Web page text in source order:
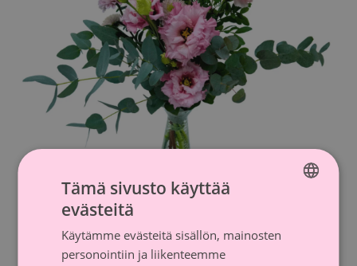
Roosa nauha -kimppu pieni SWEDISH
Tämä sivusto käyttää
evästeitä
Käytämme evästeitä sisällön, mainosten
personointiin ja liikenteemme